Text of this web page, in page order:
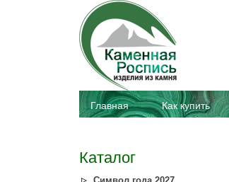
Главная Как купить
Каталог